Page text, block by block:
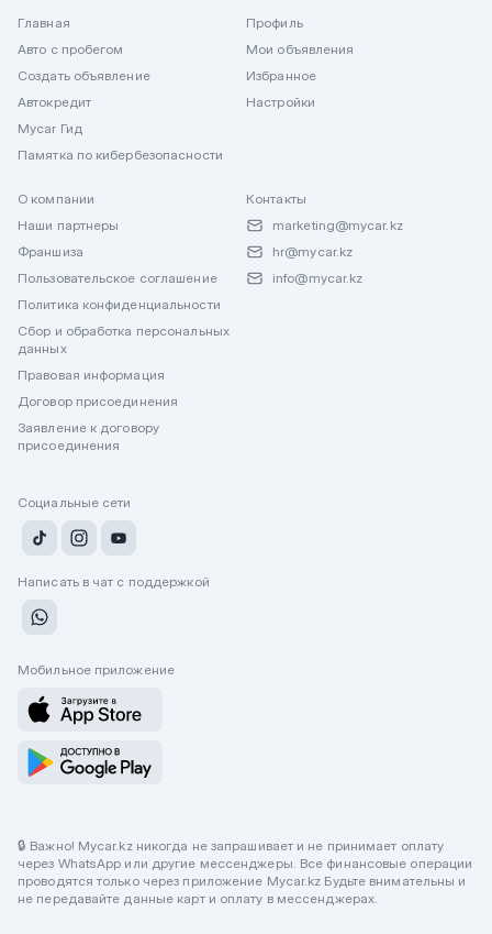
Главная
Авто с пробегом
Создать объявление
Автокредит
Mycar Гид
Памятка по кибербезопасности
Профиль
Мои объявления
Избранное
Настройки
О компании
Наши партнеры
Франшиза
Пользовательское соглашение
Политика конфиденциальности
Сбор и обработка персональных
данных
Правовая информация
Договор присоединения
Заявление к договору
присоединения
Контакты
marketing@mycar.kz
hr@mycar.kz
info@mycar.kz
Социальные сети
Написать в чат с поддержкой
Мобильное приложение
🔒 Важно! Mycar.kz никогда не запрашивает и не принимает оплату
через WhatsApp или другие мессенджеры. Все финансовые операции
проводятся только через приложение Mycar.kz Будьте внимательны и
не передавайте данные карт и оплату в мессенджерах.